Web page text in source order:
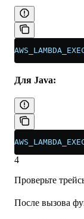
Для Java:
4
Проверьте
После вызова